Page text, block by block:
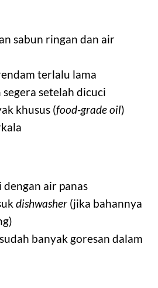
sabun ringan dan air
terlalu lama
setelah dicuci
khusus (food-grade oil)
dengan air panas
dishwasher(jika bahannya
banyak goresan dalam